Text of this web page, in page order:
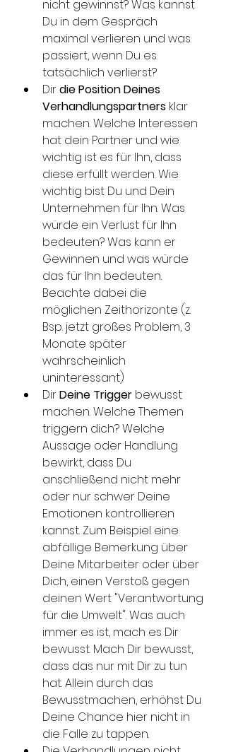
nicht gewinnst? Was kannst
Du in dem Gespräch
maximal verlieren und was
passiert, wenn Du es
tatsächlich verlierst?
Dir die Position Deines
Verhandlungspartners klar
machen. Welche Interessen
hat dein Partner und wie
wichtig ist es für Ihn, dass
diese erfüllt werden. Wie
wichtig bist Du und Dein
Unternehmen für Ihn. Was
würde ein Verlust für Ihn
bedeuten? Was kann er
Gewinnen und was würde
das für Ihn bedeuten.
Beachte dabei die
möglichen Zeithorizonte (z.
Bsp. jetzt großes Problem, 3
Monate später
wahrscheinlich
uninteressant)
Dir Deine Trigger bewusst
machen. Welche Themen
triggern dich? Welche
Aussage oder Handlung
bewirkt, dass Du
anschließend nicht mehr
oder nur schwer Deine
Emotionen kontrollieren
kannst. Zum Beispiel eine
abfällige Bemerkung über
Deine Mitarbeiter oder über
Dich, einen Verstoß gegen
deinen Wert "Verantwortung
für die Umwelt". Was auch
immer es ist, mach es Dir
bewusst. Mach Dir bewusst,
dass das nur mit Dir zu tun
hat. Allein durch das
Bewusstmachen, erhöhst Du
Deine Chance hier nicht in
die Falle zu tappen.